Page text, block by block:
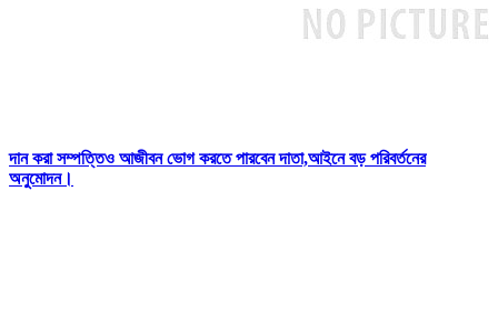
দান করা সম্পত্তিও আজীবন ভোগ করতে পারবেন দাতা,আইনে বড় পরিবর্তনের
অনুমোদন।